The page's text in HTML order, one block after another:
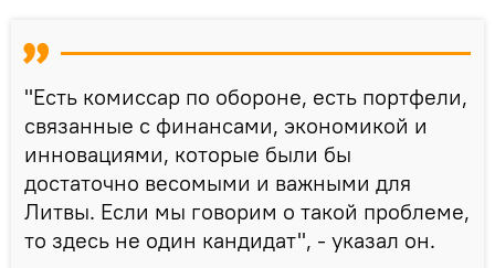
"Есть комиссар по обороне, есть портфели,
связанные с финансами, экономикой и
инновациями, которые были бы
достаточно весомыми и важными для
Литвы. Если мы говорим о такой проблеме,
то здесь не один кандидат", - указал он.